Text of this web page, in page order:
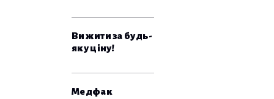
Вижити за будь-
яку ціну!
Медфак